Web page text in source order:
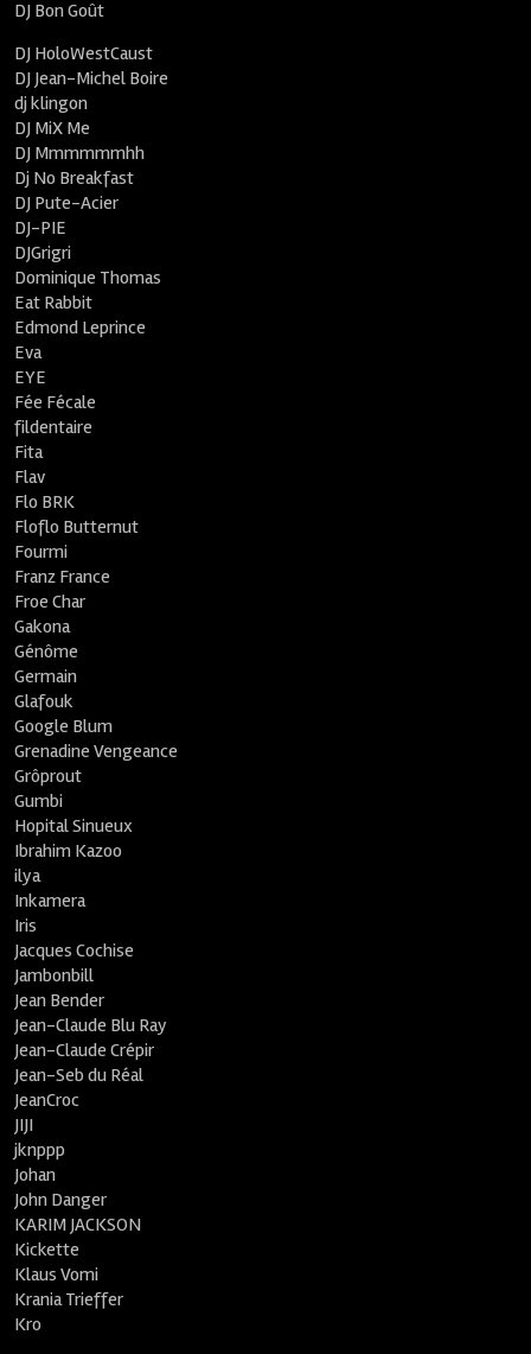
DJ Bon Goût
DJ HoloWestCaust
DJ Jean-Michel Boire
dj klingon
DJ MiX Me
DJ Mmmmmmhh
Dj No Breakfast
DJ Pute-Acier
DJ-PIE
DJGrigri
Dominique Thomas
Eat Rabbit
Edmond Leprince
Eva
EYE
Fée Fécale
fildentaire
Fita
Flav
Flo BRK
Floflo Butternut
Fourmi
Franz France
Froe Char
Gakona
Génôme
Germain
Glafouk
Google Blum
Grenadine Vengeance
Grôprout
Gumbi
Hopital Sinueux
Ibrahim Kazoo
ilya
Inkamera
Iris
Jacques Cochise
Jambonbill
Jean Bender
Jean-Claude Blu Ray
Jean-Claude Crépir
Jean-Seb du Réal
JeanCroc
JIJI
jknppp
Johan
John Danger
KARIM JACKSON
Kickette
Klaus Vomi
Krania Trieffer
Kro